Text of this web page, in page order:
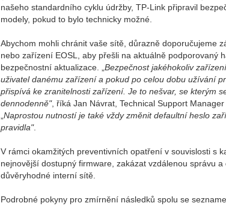
našeho standardního cyklu údržby, TP-Link připravil
modely, pokud to bylo technicky možné.
Abychom mohli chránit vaše sítě, důrazně doporučujeme
nebo zařízení EOSL, aby přešli na aktuálně podporovaný
bezpečnostní aktualizace. „ Bezpečnost jakéhokoliv
uživatel danému zařízení a pokud po celou dobu užívání
přispívá ke zranitelnosti zařízení. Je to nešvar, se kterým
dennodenně", říká Jan Návrat, Technical Support
Naprostou nutností je také vždy změnit defaultní heslo
pravidla".
V rámci okamžitých preventivních opatření v souvislosti s
nejnovější dostupný firmware, zakázat vzdálenou správu
důvěryhodné interní sítě.
Podrobné pokyny pro zmírnění následků spolu se